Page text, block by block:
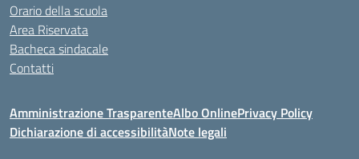
Orario della scuola
Area Riservata
Bacheca sindacale
Contatti
Amministrazione TrasparenteAlbo OnlinePrivacy Policy
Dichiarazione di accessibilitàNote legali